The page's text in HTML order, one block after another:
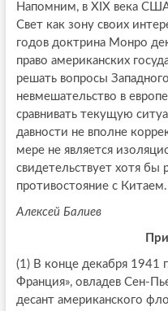
Напомним, в XIX века
Свет как зону своих
годов доктрина Монро
право американских
решать вопросы
невмешательство в
сравнивать текущую
давности не вполне
мере не является
свидетельствует хотя бы
противостояние с Китаем.
Алексей Балиев
(1) В конце декабря 1941
Франция», овладев Сен-
десант американского